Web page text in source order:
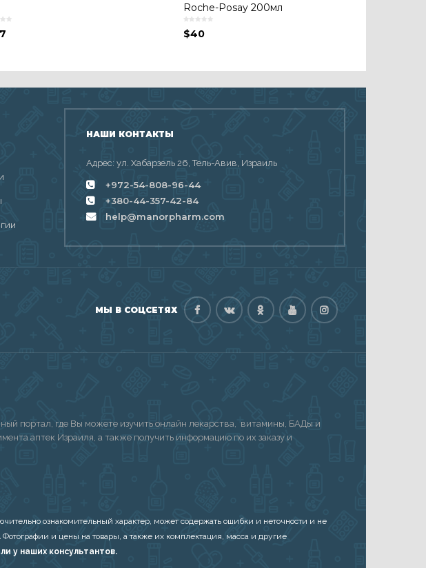
Roche-Posay 200мл
$40
НАШИ КОНТАКТЫ
Адрес: ул. Хабарзель 26, Тель-Авив, Израиль
+972-54-808-96-44
+380-44-357-42-84
help@manorpharm.com
МЫ В СОЦСЕТЯХ
портал, где Вы можете изучить онлайн лекарства, витамины, БАДы и
аптек Израиля, а также получить информацию по их заказу и
ознакомительный характер, может содержать ошибки и неточности и не
Фотографии и цены на товары, а также их комплектация, масса и другие
у наших консультантов.